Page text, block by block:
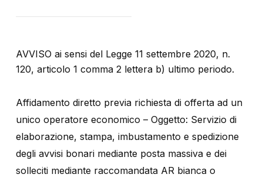
AVVISO ai sensi del Legge 11 settembre 2020, n.
120, articolo 1 comma 2 lettera b) ultimo periodo.
Affidamento diretto previa richiesta di offerta ad un
unico operatore economico – Oggetto: Servizio di
elaborazione, stampa, imbustamento e spedizione
degli avvisi bonari mediante posta massiva e dei
solleciti mediante raccomandata AR bianca o